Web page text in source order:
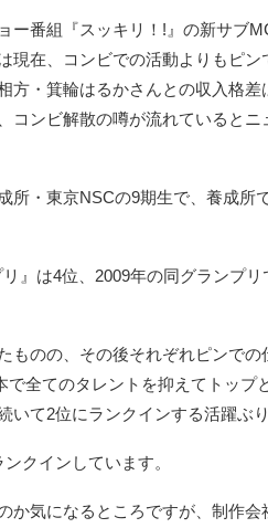
ー番組『スッキリ！!』の新サブ
現在、コンビでの活動よりもピン
・箕輪はるかさんとの収入格差
コンビ解散の噂が流れているとニ
所・東京NSCの9期生で、養成所
』は4位、2009年の同グランプリ
のの、その後それぞれピンでの
全てのタレントを抑えてトップ
て2位にランクインする活躍ぶり
クインしています。
か気になるところですが、制作会